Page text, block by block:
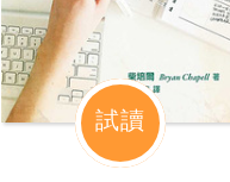
試讀